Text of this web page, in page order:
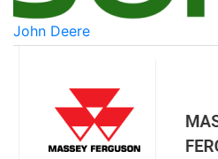
John Deere